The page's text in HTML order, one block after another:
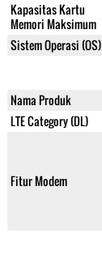
Kapasitas Kartu
Memori Maksimum
Sistem Operasi (OS)
Nama Produk
LTE Category (DL)
Fitur Modem